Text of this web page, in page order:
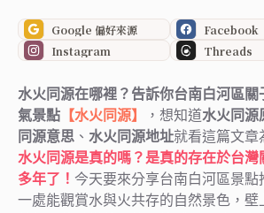
Google 偏好來源
Facebook
Instagram
Threads
水火同源在哪裡？告訴你台南白河區關
氣景點 【水火同源】 ，想知道水火同源
同源意思 、 水火同源地址就看這篇文章
水火同源是真的嗎？是真的存在於台灣
多年了！ 今天要來分享台南白河區景點
一處能觀賞水與火共存的自然景色，壁